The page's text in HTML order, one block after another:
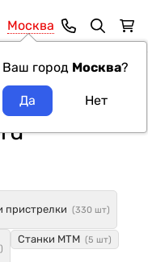
Москва
Ваш город Москва?
пристрелки (330 шт)
Станки MTM (5 шт)